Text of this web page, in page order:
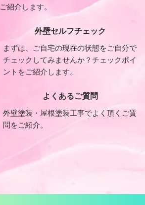
ご紹介します。
外壁セルフチェック
まずは、ご自宅の現在の状態をご自分で
チェックしてみませんか？チェックポイ
ントをご紹介します。
よくあるご質問
外壁塗装・屋根塗装工事でよく頂くご質
問をご紹介。